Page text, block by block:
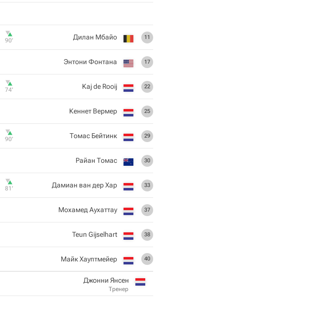
11
Дилан Мбайо
90‎’‎
17
Энтони Фонтана
22
Kaj de Rooij
74‎’‎
25
Кеннет Вермер
29
Томас Бейтинк
90‎’‎
30
Райан Томас
33
Дамиан ван дер Хар
81‎’‎
37
Мохамед Аухаттау
38
Teun Gijselhart
40
Майк Хауптмейер
Джонни Янсен
Тренер